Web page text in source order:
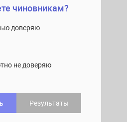
чиновникам?
доверяю
не доверяю
Результаты